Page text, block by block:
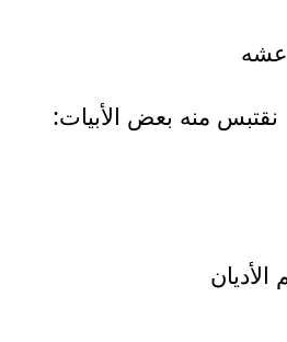
عشه
نقتبس منه بعض الأبيات: